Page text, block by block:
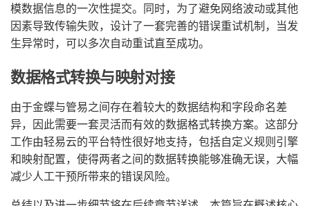
模数据信息的一次性提交。同时，为了避免网络波动或其他
因素导致传输失败，设计了一套完善的错误重试机制，当发
生异常时，可以多次自动重试直至成功。
数据格式转换与映射对接
由于金蝶与管易之间存在着较大的数据结构和字段命名差
异，因此需要一套灵活而有效的数据格式转换方案。这部分
工作由轻易云的平台特性很好地支持，包括自定义规则引擎
和映射配置，使得两者之间的数据转换能够准确无误，大幅
减少人工干预所带来的错误风险。